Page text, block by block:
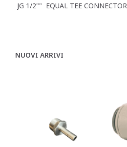
JG 1/2"" EQUAL TEE CONNECTOR
NUOVI ARRIVI